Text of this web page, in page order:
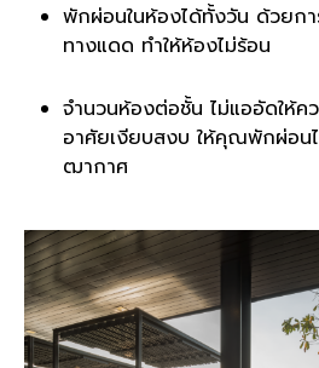
พักผ่อนในห้องได้ทั้งวัน ด้วยก
ทางแดด ทำให้ห้องไม่ร้อน
จำนวนห้องต่อชั้น ไม่แออัดให้ค
อาศัยเงียบสงบ ให้คุณพักผ่อน
ฒากาศ